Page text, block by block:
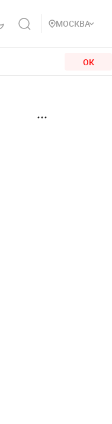
МОСКВА
ОК